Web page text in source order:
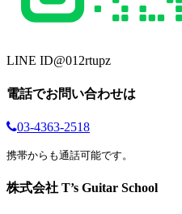
LINE ID@012rtupz
電話でお問い合わせは
03-4363-2518
携帯からも通話可能です。
株式会社 T’s Guitar School